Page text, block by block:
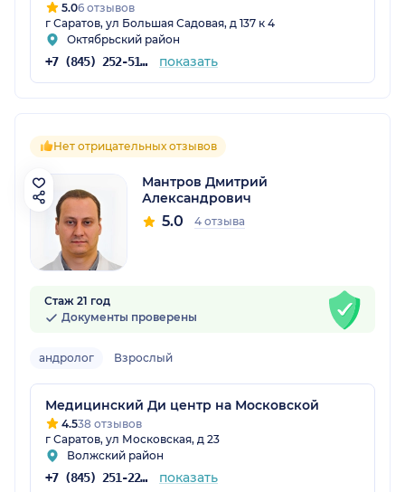
5.06 отзывов
г Саратов, ул Большая Садовая, д 137 к 4
Октябрьский район
+7 (845) 252-51-87 показать
Нет отрицательных отзывов
Мантров Дмитрий
Александрович
5.0 4 отзыва
Стаж 21 год
Документы проверены
андролог Взрослый
Медицинский Ди центр на Московской
4.538 отзывов
г Саратов, ул Московская, д 23
Волжский район
+7 (845) 251-22-51 показать